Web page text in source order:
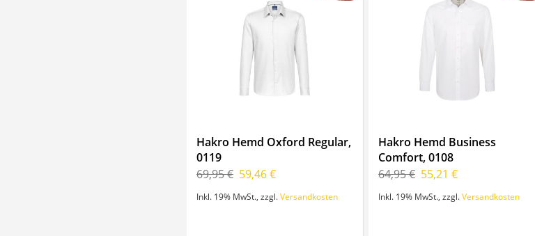
Hakro Hemd Oxford Regular,
0119
69,95 € 59,46 €
Inkl. 19% MwSt. zzgl. Versandkosten
Hakro Hemd Business
Comfort, 0108
64,95 € 55,21 €
Inkl. 19% MwSt. zzgl. Versandkosten